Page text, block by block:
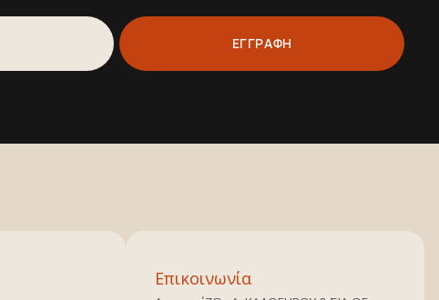
ΕΓΓΡΑΦΗ
Επικοινωνία